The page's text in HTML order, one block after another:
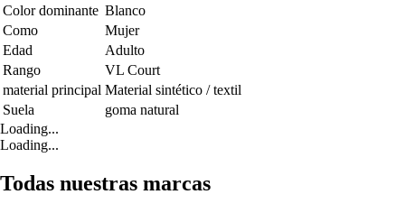
Color dominante Blanco
Como
Mujer
Edad
Adulto
Rango
VL Court
material principal Material sintético / textil
Suela
goma natural
Loading...
Loading...
Todas nuestras marcas